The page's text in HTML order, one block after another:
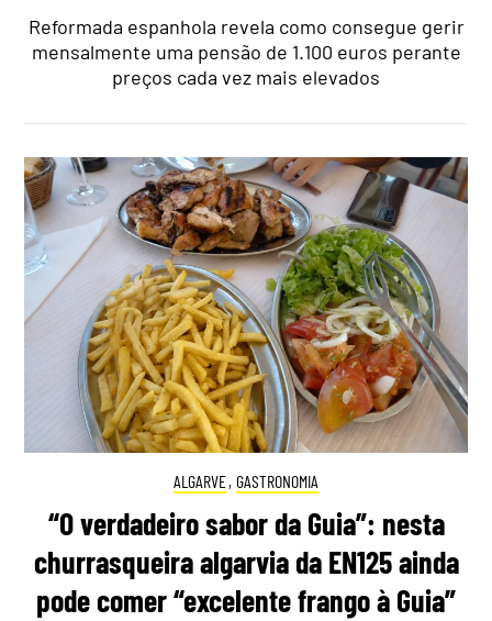
Reformada espanhola revela como consegue gerir
mensalmente uma pensão de 1.100 euros perante
preços cada vez mais elevados
ALGARVE, GASTRONOMIA
“O verdadeiro sabor da Guia”: nesta
churrasqueira algarvia da EN125 ainda
pode comer “excelente frango à Guia”